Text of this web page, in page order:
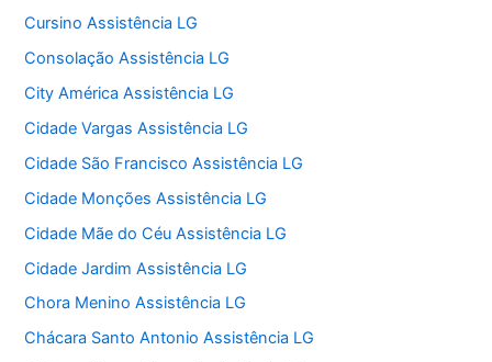
Cursino Assistência LG
Consolação Assistência LG
City América Assistência LG
Cidade Vargas Assistência LG
Cidade São Francisco Assistência LG
Cidade Monções Assistência LG
Cidade Mãe do Céu Assistência LG
Cidade Jardim Assistência LG
Chora Menino Assistência LG
Chácara Santo Antonio Assistência LG